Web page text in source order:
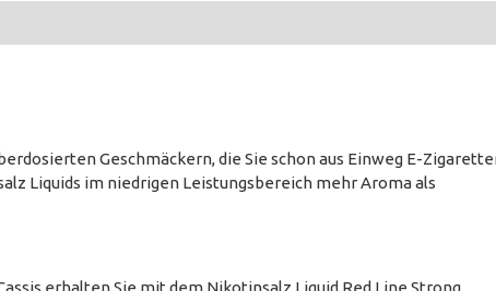
Geschmäckern, die Sie schon aus Einweg E-
Liquids im niedrigen Leistungsbereich mehr Aroma als
erhalten Sie mit dem Nikotinsalz Liquid Red Line Strong